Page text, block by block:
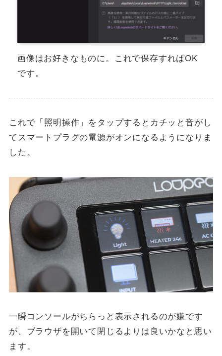
画像はお好きなものに。これで保存すればOK
です。
これで「照明操作」をタップするとカチッと音がし
てスマートプラグの電源がオンになるようになりま
した。
一瞬コンソールがちらっと表示されるのが嫌です
が、ブラウザを開いて閉じるよりは良いかなと思い
ます。